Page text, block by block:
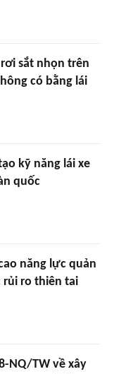
sắt nhọn trên
có bằng lái
kỹ năng lái xe
quốc
năng lực quản
rủi ro thiên tai
NQ/TW về xây